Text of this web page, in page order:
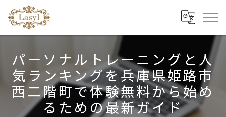
パーソナルトレーニングと人
気ランキングを兵庫県姫路市
西二階町で体験無料から始め
るための最新ガイド